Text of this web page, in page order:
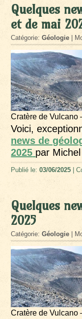
Quelques
et de mai
Catégorie:Géologie |
Cratère de Vulcano
Voici,
news de
2025 par
Publié le:03/06/2025 |
Quelques
2025
Catégorie:Géologie |
Cratère de Vulcano